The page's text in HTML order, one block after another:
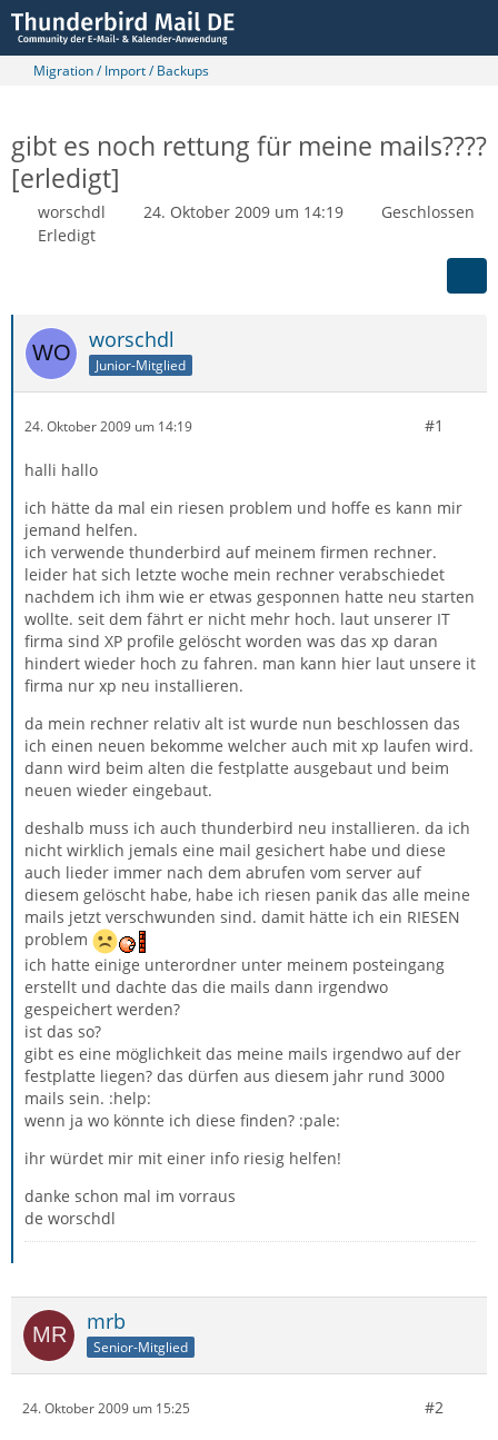
Migration / Import / Backups
gibt es noch rettung für meine mails????
[erledigt]
worschdl 24. Oktober 2009 um 14:19
Geschlossen
Erledigt
worschdl
Junior-Mitglied
24. Oktober 2009 um 14:19 #1
halli hallo
ich hätte da mal ein riesen problem und hoffe es kann mir
jemand helfen.
ich verwende thunderbird auf meinem firmen rechner.
leider hat sich letzte woche mein rechner verabschiedet
nachdem ich ihm wie er etwas gesponnen hatte neu starten
wollte. seit dem fährt er nicht mehr hoch. laut unserer IT
firma sind XP profile gelöscht worden was das xp daran
hindert wieder hoch zu fahren. man kann hier laut unsere it
firma nur xp neu installieren.
da mein rechner relativ alt ist wurde nun beschlossen das
ich einen neuen bekomme welcher auch mit xp laufen wird.
dann wird beim alten die festplatte ausgebaut und beim
neuen wieder eingebaut.
deshalb muss ich auch thunderbird neu installieren. da ich
nicht wirklich jemals eine mail gesichert habe und diese
auch lieder immer nach dem abrufen vom server auf
diesem gelöscht habe, habe ich riesen panik das alle meine
mails jetzt verschwunden sind. damit hätte ich ein RIESEN
problem
ich hatte einige unterordner unter meinem posteingang
erstellt und dachte das die mails dann irgendwo
gespeichert werden?
ist das so?
gibt es eine möglichkeit das meine mails irgendwo auf der
festplatte liegen? das dürfen aus diesem jahr rund 3000
mails sein. :help:
wenn ja wo könnte ich diese finden? :pale:
ihr würdet mir mit einer info riesig helfen!
danke schon mal im vorraus
de worschdl
mrb
Senior-Mitglied
24. Oktober 2009 um 15:25 #2